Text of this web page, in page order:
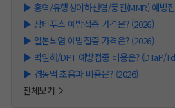
▶ 홍역/유행성이하선염/풍진(MMR) 예방
▶ 장티푸스 예방접종 가격은? (2026)
▶ 일본뇌염 예방접종 가격은? (2026)
▶ 백일해/DPT 예방접종 비용은? (DTaP/
▶ 경동맥 초음파 비용은? (2026)
전체보기